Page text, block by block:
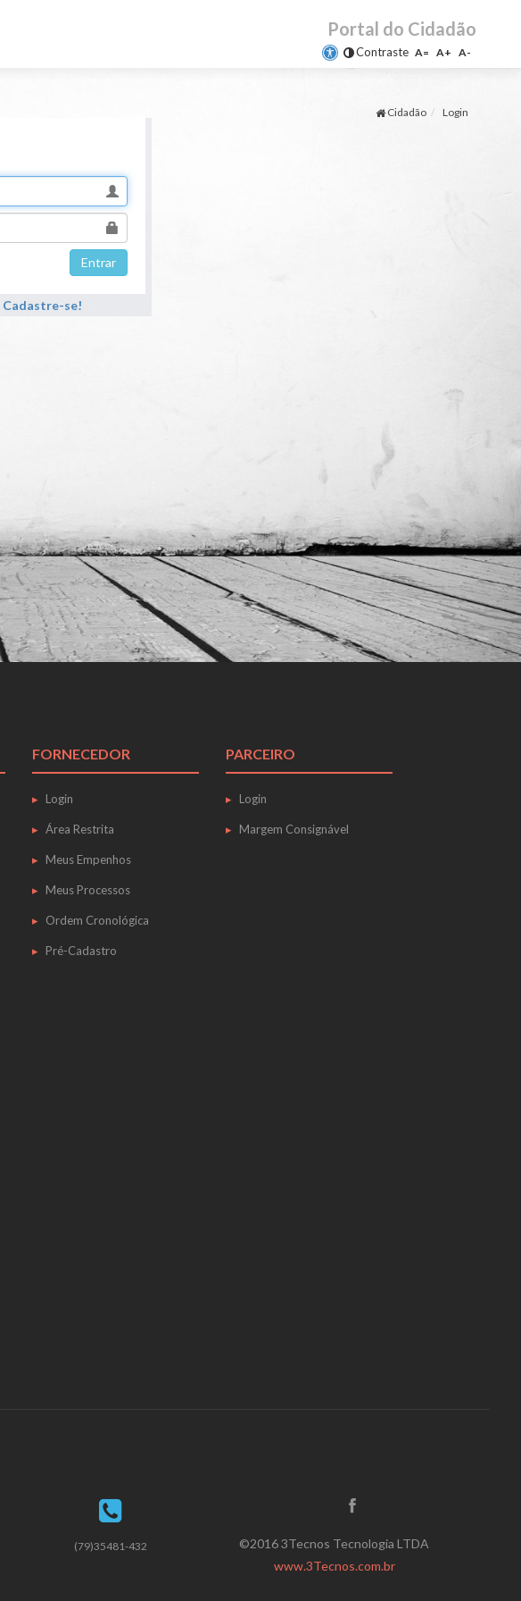
Portal do Cidadão
Contraste A= A+ A-
Cidadão Login
Cadastre-se!
FORNECEDOR
Login
Área Restrita
Meus Empenhos
Meus Processos
Ordem Cronológica
Pré-Cadastro
PARCEIRO
Login
Margem Consignável
(79)35481-432
©2016 3Tecnos Tecnologia LTDA
www.3Tecnos.com.br